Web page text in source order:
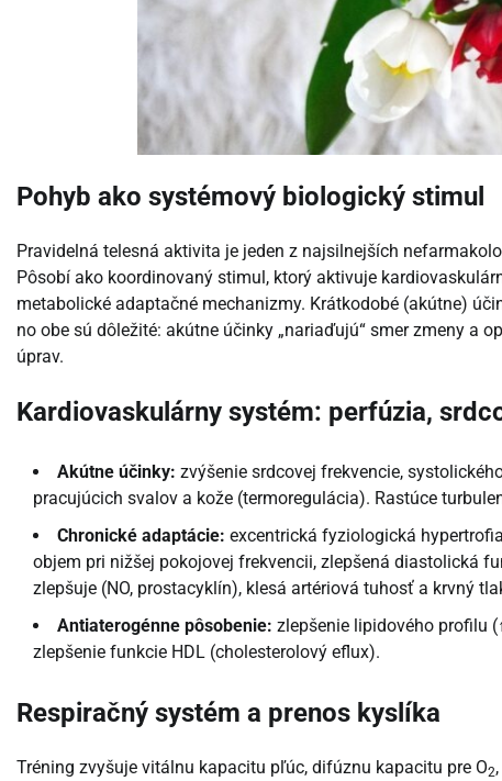
Pohyb ako systémový biologický stimul
Pravidelná telesná aktivita je jeden z najsilnejších
Pôsobí ako koordinovaný stimul, ktorý aktivuje
metabolické adaptačné mechanizmy. Krátkodobé (akútne)
no obe sú dôležité: akútne účinky „nariaďujú“ smer zmeny a
úprav.
Kardiovaskulárny systém: perfúzia,
Akútne účinky: zvýšenie srdcovej frekvencie,
pracujúcich svalov a kože (termoregulácia). Rastúce
Chronické adaptácie: excentrická fyziologická
objem pri nižšej pokojovej frekvencii, zlepšená diastolická
zlepšuje (NO, prostacyklín), klesá artériová tuhosť a krvný
Antiaterogénne pôsobenie: zlepšenie lipidového profilu
zlepšenie funkcie HDL (cholesterolový eflux).
Respiračný systém a prenos kyslíka
Tréning zvyšuje vitálnu kapacitu pľúc, difúznu kapacitu pre O2